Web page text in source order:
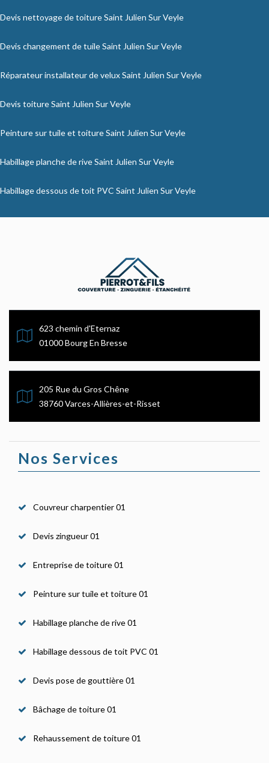
Devis nettoyage de toiture Saint Julien Sur Veyle
Devis changement de tuile Saint Julien Sur Veyle
Réparateur installateur de velux Saint Julien Sur Veyle
Devis toiture Saint Julien Sur Veyle
Peinture sur tuile et toiture Saint Julien Sur Veyle
Habillage planche de rive Saint Julien Sur Veyle
Habillage dessous de toit PVC Saint Julien Sur Veyle
623 chemin d'Eternaz
01000 Bourg En Bresse
205 Rue du Gros Chêne
38760 Varces-Allières-et-Risset
Nos Services
Couvreur charpentier 01
Devis zingueur 01
Entreprise de toiture 01
Peinture sur tuile et toiture 01
Habillage planche de rive 01
Habillage dessous de toit PVC 01
Devis pose de gouttière 01
Bâchage de toiture 01
Rehaussement de toiture 01